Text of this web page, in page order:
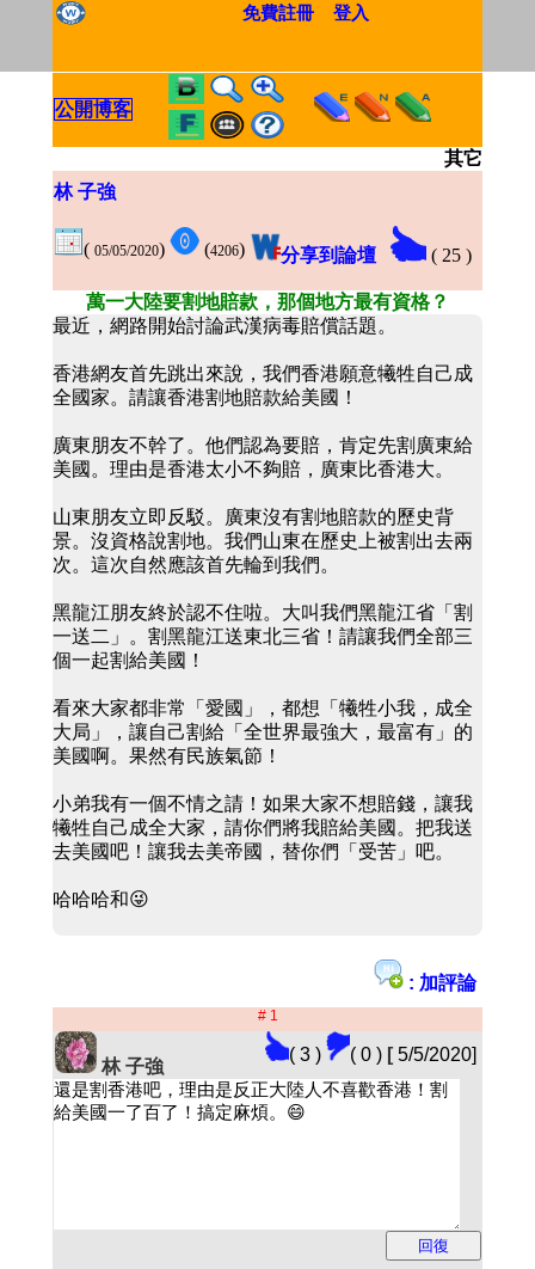
免費註冊 登入
公開博客
其它
林 子強
( 05/05/2020) (4206) 分享到論壇 ( 25 )
萬一大陸要割地賠款，那個地方最有資格？
最近，網路開始討論武漢病毒賠償話題。
香港網友首先跳出來說，我們香港願意犧牲自己成
全國家。請讓香港割地賠款給美國！
廣東朋友不幹了。他們認為要賠，肯定先割廣東給
美國。理由是香港太小不夠賠，廣東比香港大。
山東朋友立即反駁。廣東沒有割地賠款的歷史背
景。沒資格說割地。我們山東在歷史上被割出去兩
次。這次自然應該首先輪到我們。
黑龍江朋友終於認不住啦。大叫我們黑龍江省「割
一送二」。割黑龍江送東北三省！請讓我們全部三
個一起割給美國！
看來大家都非常「愛國」，都想「犧牲小我，成全
大局」，讓自己割給「全世界最強大，最富有」的
美國啊。果然有民族氣節！
小弟我有一個不情之請！如果大家不想賠錢，讓我
犧牲自己成全大家，請你們將我賠給美國。把我送
去美國吧！讓我去美帝國，替你們「受苦」吧。
哈哈哈和😜
: 加評論
# 1
( 3 ) ( 0 ) [5/5/2020]
林 子強